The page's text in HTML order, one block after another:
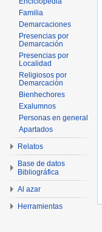
Familia
Demarcaciones
Presencias por
Demarcación
Presencias por
Localidad
Religiosos por
Demarcación
Bienhechores
Exalumnos
Personas en general
Apartados
Relatos
Base de datos
Bibliográfica
Al azar
Herramientas